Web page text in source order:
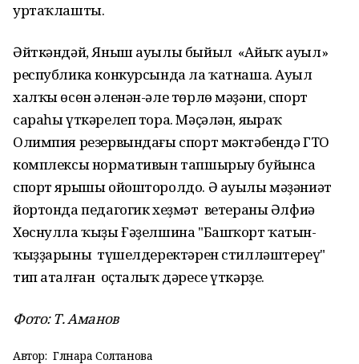
уртаҡлашты.
Әйткәндәй, Яныш ауылы быйыл «Айыҡ ауыл»
республика конкурсында ла ҡатнаша. Ауыл
халҡы өсөн әленән-әле төрлө мәҙәни, спорт
сараһы үткәрелеп тора. Мәҫәлән, яңыраҡ
Олимпия резервындағы спорт мәктәбендә ГТО
комплексы нормативын тапшырыу буйынса
спорт ярышы ойошторолдо. Ә ауылы мәҙәниәт
йортонда педагогик хеҙмәт ветераны Әлфиә
Хөснулла ҡыҙы Ғәҙелшина "Башҡорт ҡатын-
ҡыҙҙарының түшелдеректәрен стилләштереү"
тип аталған оҫталыҡ дәресе үткәрҙе.
Фото: Т. Аманов
Автор: Гөлнара Солтанова